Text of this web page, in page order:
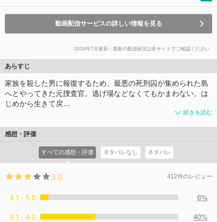
動画配信サービスの詳しい情報を見る
2026年7月更新：最新の配信状況は各サイトでご確認ください
あらすじ
家族を殺した男に報復するため、最悪の死刑囚が集められた島
へとやってきた元捜査官。逃げ場などなくてもかまわない。は
じめから生きて戻…
続きを読む
感想・評価
すべての感想・評価 ネタバレなし ネタバレ
3.0 412件のレビュー
4.1 - 5.0
6%
3.1 - 4.0
40%